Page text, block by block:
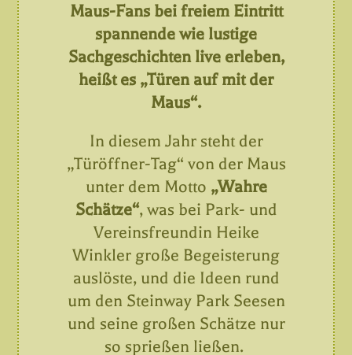
Maus-Fans bei freiem Eintritt
spannende wie lustige
Sachgeschichten live erleben,
heißt es „Türen auf mit der
Maus“.
In diesem Jahr steht der
„Türöffner-Tag“ von der Maus
unter dem Motto „Wahre
Schätze“, was bei Park- und
Vereinsfreundin Heike
Winkler große Begeisterung
auslöste, und die Ideen rund
um den Steinway Park Seesen
und seine großen Schätze nur
so sprießen ließen.